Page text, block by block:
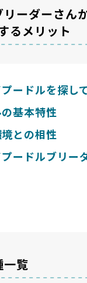
ーダーさん
るメリット
ードルを探し
飼いに向くトイプ
川敷など平坦な運
地が暮らしやすい土
基本特性
小柄な小型犬。見
・合計40〜60分の散
でも発散させる必要
グルコートで抜け毛
けるため定期的な
」と学習しやすく、
との相性
・西山に三方を囲
の日最高気温平年値
蒸し暑さが際立ち
細く繊細なため、夏
でトイプードルと暮
ードルブリー
骨脱臼の遺伝的関
伝性疾患にも注意
見学で親犬に会わせ
極めましょう。
中のトイプードルの
では「6つの絶
一覧